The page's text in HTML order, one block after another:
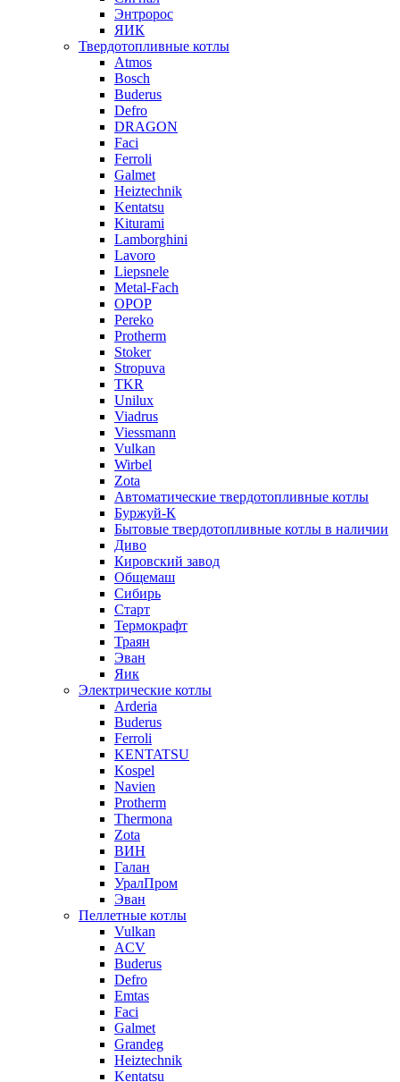
Энтророс
ЯИК
Твердотопливные котлы
Atmos
Bosch
Buderus
Defro
DRAGON
Faci
Ferroli
Galmet
Heiztechnik
Kentatsu
Kiturami
Lamborghini
Lavoro
Liepsnele
Metal-Fach
OPOP
Pereko
Protherm
Stoker
Stropuva
TKR
Unilux
Viadrus
Viessmann
Vulkan
Wirbel
Zota
Автоматические твердотопливные котлы
Буржуй-К
Бытовые твердотопливные котлы в наличии
Диво
Кировский завод
Общемаш
Сибирь
Старт
Термокрафт
Траян
Эван
Яик
Электрические котлы
Arderia
Buderus
Ferroli
KENTATSU
Kospel
Navien
Protherm
Thermona
Zota
ВИН
Галан
УралПром
Эван
Пеллетные котлы
Vulkan
ACV
Buderus
Defro
Emtas
Faci
Galmet
Grandeg
Heiztechnik
Kentatsu